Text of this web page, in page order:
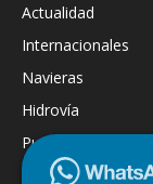
Actualidad
Internacionales
Navieras
Hidrovía
Puertos
Economía